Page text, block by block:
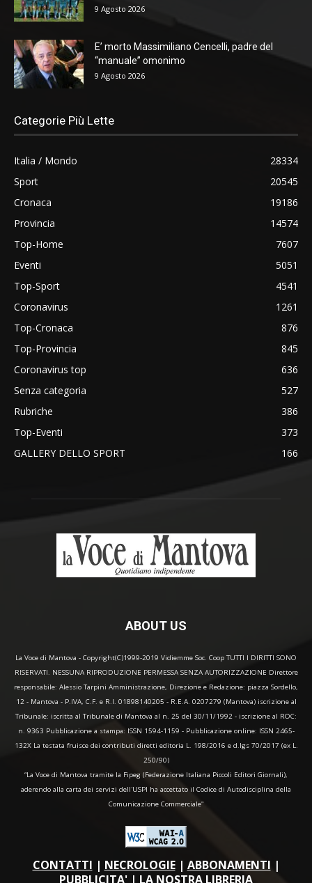
9 Agosto 2026
E’ morto Massimiliano Cencelli, padre del
“manuale” omonimo
9 Agosto 2026
Categorie Più Lette
Italia / Mondo
28334
Sport
20545
Cronaca
19186
Provincia
14574
Top-Home
7607
Eventi
5051
Top-Sport
4541
Coronavirus
1261
Top-Cronaca
876
Top-Provincia
845
Coronavirus top
636
Senza categoria
527
Rubriche
386
Top-Eventi
373
GALLERY DELLO SPORT
166
ABOUT US
La Voce di Mantova - Copyright(C)1999-2019 Vidiemme Soc. Coop TUTTI I DIRITTI SONO
RISERVATI. NESSUNA RIPRODUZIONE PERMESSA SENZA AUTORIZZAZIONE Direttore
responsabile: Alessio Tarpini Amministrazione, Direzione e Redazione: piazza Sordello,
12 - Mantova - P.IVA, C.F. e R.I. 01898140205 - R.E.A. 0207279 (Mantova) iscrizione al
Tribunale: iscritta al Tribunale di Mantova al n. 25 del 30/11/1992 - iscrizione al ROC:
n. 9363 Pubblicazione a stampa: ISSN 1594-1159 - Pubblicazione online: ISSN 2465-
132X La testata fruisce dei contributi diretti editoria L. 198/2016 e d.lgs 70/2017 (ex L.
250/90)
“La Voce di Mantova tramite la Fipeg (Federazione Italiana Piccoli Editori Giornali),
aderendo alla carta dei servizi dell'USPI ha accettato il Codice di Autodisciplina della
Comunicazione Commerciale"
CONTATTI | NECROLOGIE| ABBONAMENTI |
PUBBLICITA' | LA NOSTRA LIBRERIA